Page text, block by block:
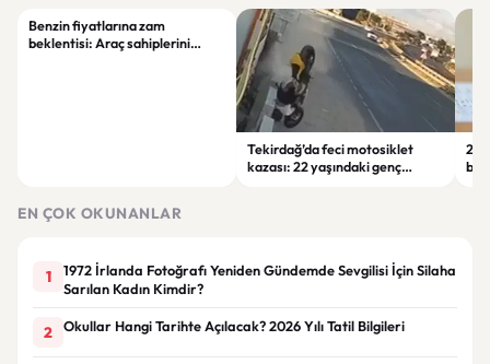
Benzin fiyatlarına zam
beklentisi: Araç sahiplerini
Tekirdağ’da feci motosiklet
kazası: 22 yaşındaki genç
EN ÇOK OKUNANLAR
1
1972 İrlanda Fotoğrafı Yeniden Gündemde Sevgilisi İçin Silaha
Sarılan Kadın Kimdir?
2 Okullar Hangi Tarihte Açılacak? 2026 Yılı Tatil Bilgileri